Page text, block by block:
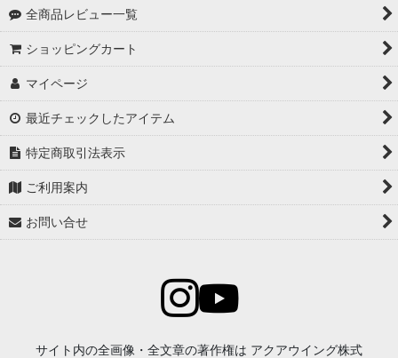
全商品レビュー一覧
ショッピングカート
マイページ
最近チェックしたアイテム
特定商取引法表示
ご利用案内
お問い合せ
サイト内の全画像・全文章の著作権は アクアウイング株式